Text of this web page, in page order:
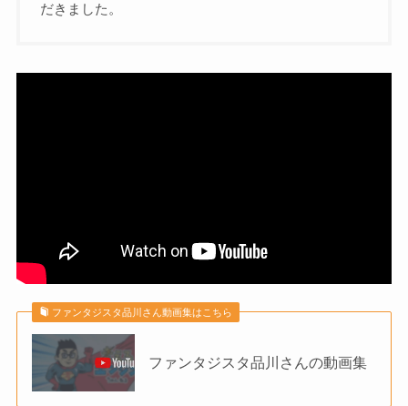
だきました。
ファンタジスタ品川さん動画集はこちら
ファンタジスタ品川さんの動画集